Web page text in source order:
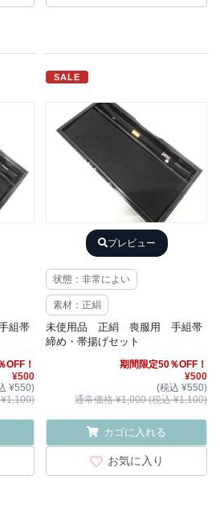
組帯
OFF！
¥500
¥550)
SALE
プレビュー
状態：非常によい
素材：正絹
未使用品 正絹 喪服用 手組帯
締め・帯揚げセット
期間限定50％OFF！
¥500
(税込 ¥550)
通常価格 ¥1,000 (税込 ¥1,100)
カゴに入れる
お気に入り